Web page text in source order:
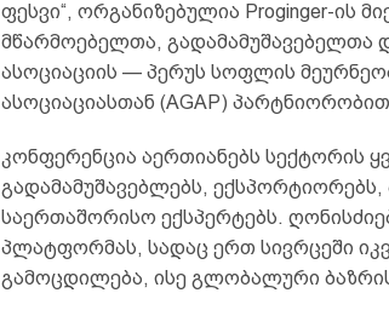
ფესვი“, ორგანიზებულია Proginger-ის
მწარმოებელთა,
ასოციაციის — პერუს სოფლის
ასოციაციასთან (AGAP)
კონფერენცია აერთიანებს
გადამამუშავებლებს,
საერთაშორისო ექსპერტებს.
პლატფორმას, სადაც ერთ სივრცეში
გამოცდილება, ისე გლობალური